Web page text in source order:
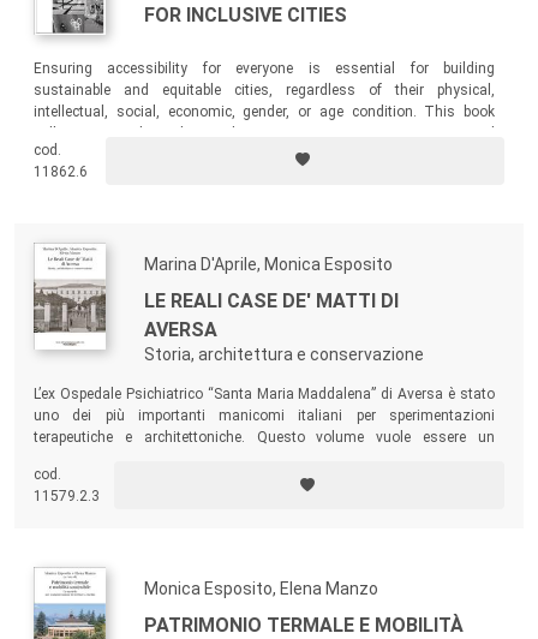
FOR INCLUSIVE CITIES
Ensuring accessibility for everyone is essential for building
sustainable and equitable cities, regardless of their physical,
intellectual, social, economic, gender, or age condition. This book
discussions on different aspects of accessibility, tangible and
intangible, with a special focus on urban contexts.
cod.
11862.6
Marina D'Aprile, Monica Esposito
LE REALI CASE DE' MATTI DI
AVERSA
Storia, architettura e conservazione
L’ex Ospedale Psichiatrico “Santa Maria Maddalena” di Aversa è stato
uno dei più importanti manicomi italiani per sperimentazioni
terapeutiche e architettoniche. Questo volume vuole essere un
affronta la storia, esplorando il legame tra l’architettura e le pratiche
sociali, cliniche e legislative.
cod.
11579.2.3
Monica Esposito, Elena Manzo
PATRIMONIO TERMALE E MOBILITÀ